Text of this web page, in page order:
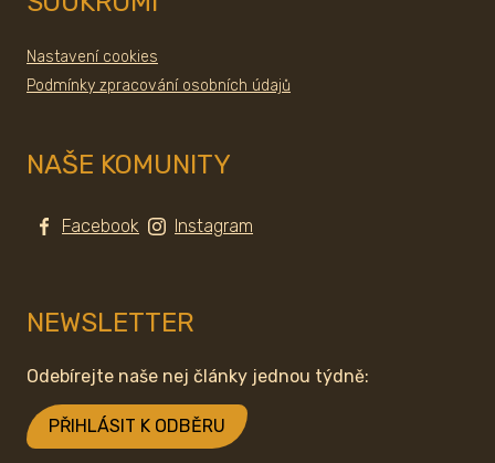
Nastavení cookies
Podmínky zpracování osobních údajů
NAŠE KOMUNITY
Facebook Instagram
NEWSLETTER
Odebírejte naše nej články jednou týdně:
PŘIHLÁSIT K ODBĚRU